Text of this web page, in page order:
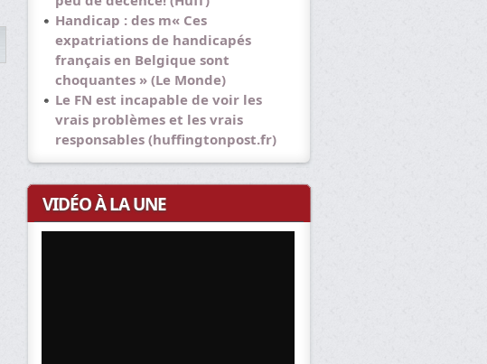
Handicap : des m« Ces
expatriations de handicapés
français en Belgique sont
choquantes » (Le Monde)
Le FN est incapable de voir les
vrais problèmes et les vrais
responsables (huffingtonpost.fr)
VIDÉO À LA UNE